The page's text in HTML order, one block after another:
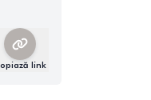
link